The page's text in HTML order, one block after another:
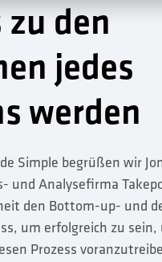
zu den
jedes
werden
Simple begrüßen wir
und Analysefirma
den Bottom-up- und
um erfolgreich zu sein,
Prozess